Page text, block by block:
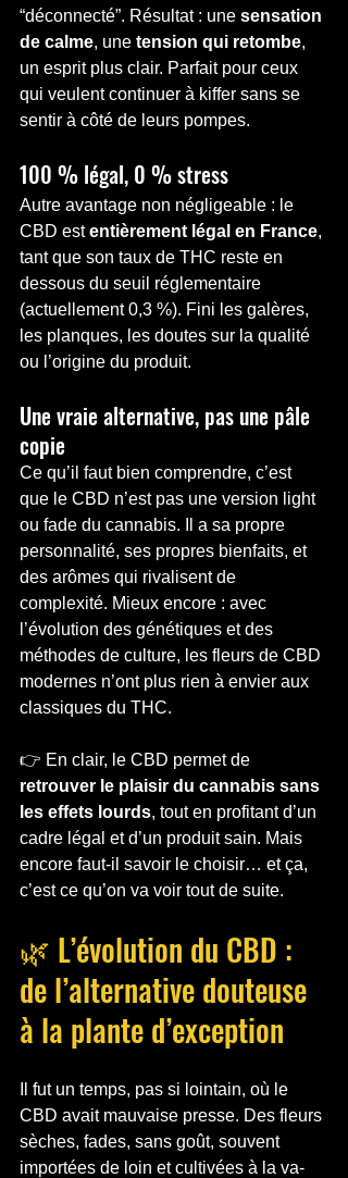
“déconnecté”. Résultat : une sensation
de calme, une tension qui retombe,
un esprit plus clair. Parfait pour ceux
qui veulent continuer à kiffer sans se
sentir à côté de leurs pompes.
100 % légal, 0 % stress
Autre avantage non négligeable : le
CBD est entièrement légal en France,
tant que son taux de THC reste en
dessous du seuil réglementaire
(actuellement 0,3 %). Fini les galères,
les planques, les doutes sur la qualité
ou l’origine du produit.
Une vraie alternative, pas une pâle
copie
Ce qu’il faut bien comprendre, c’est
que le CBD n’est pas une version light
ou fade du cannabis. Il a sa propre
personnalité, ses propres bienfaits, et
des arômes qui rivalisent de
complexité. Mieux encore : avec
l’évolution des génétiques et des
méthodes de culture, les fleurs de CBD
modernes n’ont plus rien à envier aux
classiques du THC.
👉 En clair, le CBD permet de
retrouver le plaisir du cannabis sans
les effets lourds, tout en profitant d’un
cadre légal et d’un produit sain. Mais
encore faut-il savoir le choisir… et ça,
c’est ce qu’on va voir tout de suite.
🌿 L’évolution du CBD :
de l’alternative douteuse
à la plante d’exception
Il fut un temps, pas si lointain, où le
CBD avait mauvaise presse. Des fleurs
sèches, fades, sans goût, souvent
importées de loin et cultivées à la va-